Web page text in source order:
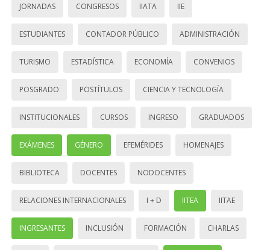
JORNADAS CONGRESOS IIATA IIE
ESTUDIANTES CONTADOR PÚBLICO ADMINISTRACIÓN
TURISMO ESTADÍSTICA ECONOMÍA CONVENIOS
POSGRADO POSTÍTULOS CIENCIA Y TECNOLOGÍA
INSTITUCIONALES CURSOS INGRESO GRADUADOS
EXÁMENES GÉNERO EFEMÉRIDES HOMENAJES
BIBLIOTECA DOCENTES NODOCENTES
RELACIONES INTERNACIONALES I + D IITEA IITAE
INGRESANTES INCLUSIÓN FORMACIÓN CHARLAS